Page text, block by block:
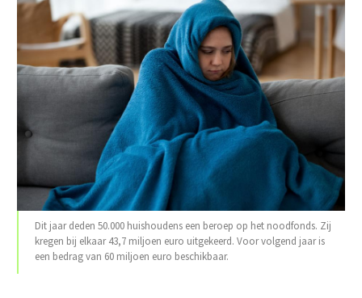
Dit jaar deden 50.000 huishoudens een beroep op het noodfonds. Zij
kregen bij elkaar 43,7 miljoen euro uitgekeerd. Voor volgend jaar is
een bedrag van 60 miljoen euro beschikbaar.